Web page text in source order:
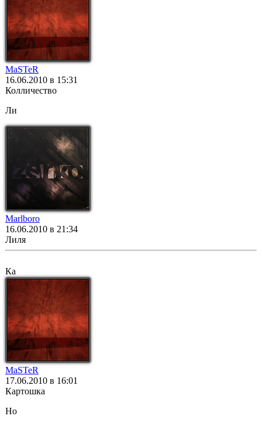
MaSTeR
16.06.2010 в 15:31
Колличество
Ли
Marlboro
16.06.2010 в 21:34
Лиля
Ка
MaSTeR
17.06.2010 в 16:01
Картошка
Но